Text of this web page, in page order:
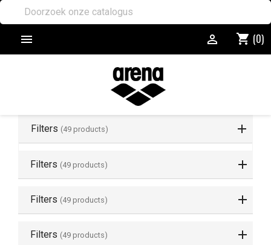
 shopping_cart (0)

Filters (49 products)
Filters (49 products)
Filters (49 products)
Filters (49 products)